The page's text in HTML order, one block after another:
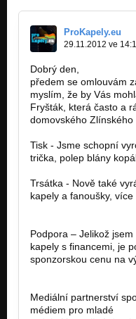
ProKapely.eu
29.11.2012 ve
Dobrý den,
předem se omlouvám
myslím, že by Vás
Fryšták, která často a
domovského Zlínského
Tisk - Jsme schopní
trička, polep blány
Trsátka - Nově také
kapely a fanoušky, více
Podpora – Jelikož
kapely s financemi, je
sponzorskou cenu na
Mediální partnerství
médiem pro mladé